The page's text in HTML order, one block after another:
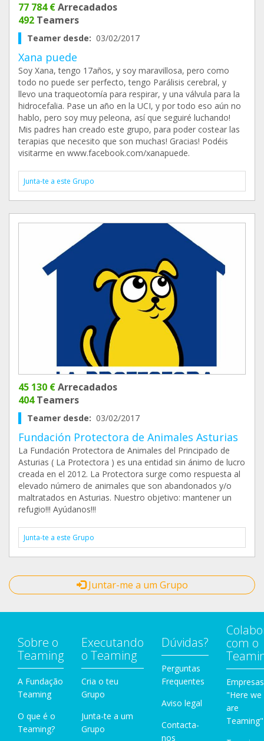
77 784 €Arrecadados
492 Teamers
Teamer desde: 03/02/2017
Xana puede
Soy Xana, tengo 17años, y soy maravillosa, pero como
todo no puede ser perfecto, tengo Parálisis cerebral, y
llevo una traqueotomía para respirar, y una válvula para la
hidrocefalia. Pase un año en la UCI, y por todo eso aún no
hablo, pero soy muy peleona, así que seguiré luchando!
Mis padres han creado este grupo, para poder costear las
terapias que necesito que son muchas! Gracias! Podéis
visitarme en www.facebook.com/xanapuede.
Junta-te a este Grupo
45 130 €Arrecadados
404Teamers
Teamer desde: 03/02/2017
Fundación Protectora de Animales Asturias
La Fundación Protectora de Animales del Principado de
Asturias ( La Protectora ) es una entidad sin ánimo de lucro
creada en el 2012. La Protectora surge como respuesta al
elevado número de animales que son abandonados y/o
maltratados en Asturias. Nuestro objetivo: mantener un
refugio!!! Ayúdanos!!!
Junta-te a este Grupo
Juntar-me a um Grupo
Sobre o
Teaming
A Fundação
Teaming
O que é o
Teaming?
Executando
o Teaming
Cria o teu
Grupo
Junta-te a um
Grupo
Dúvidas?
Perguntas
Frequentes
Aviso legal
Contacta-
nos
com o
Empresas
"Here we
are
Teaming"